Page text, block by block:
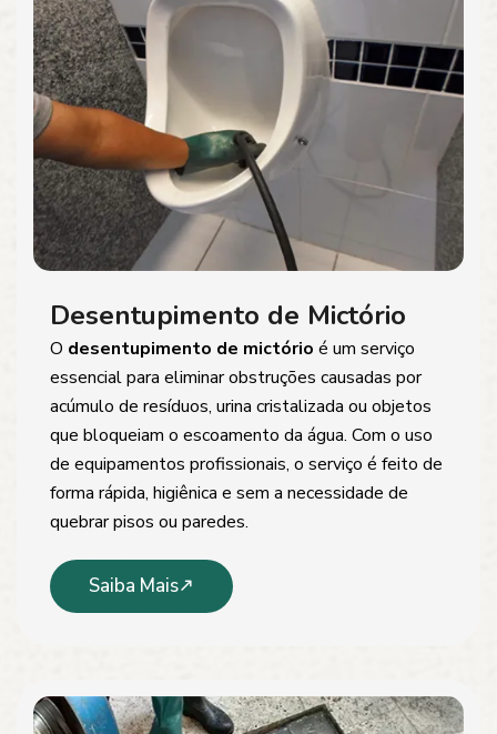
Desentupimento de Mictório
O desentupimento de mictório é um serviço
essencial para eliminar obstruções causadas por
acúmulo de resíduos, urina cristalizada ou objetos
que bloqueiam o escoamento da água. Com o uso
de equipamentos profissionais, o serviço é feito de
forma rápida, higiênica e sem a necessidade de
quebrar pisos ou paredes.
Saiba Mais